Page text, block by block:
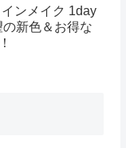
インメイク 1day
新色＆お得な